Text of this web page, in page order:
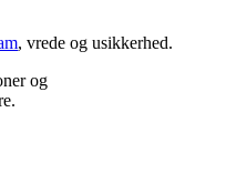
, vrede og usikkerhed.
og